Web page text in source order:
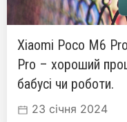
Xiaomi Poco M6
Pro – хороший
бабусі чи роботи.
23 січня 2024